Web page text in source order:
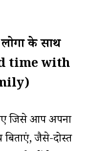
के साथ
time with
जिसे आप अपना
जैसे-दोस्त